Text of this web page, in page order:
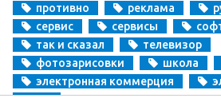
противно
реклама
сервис
сервисы
так и сказал
телевизор
фотозарисовки
школа
электронная коммерция